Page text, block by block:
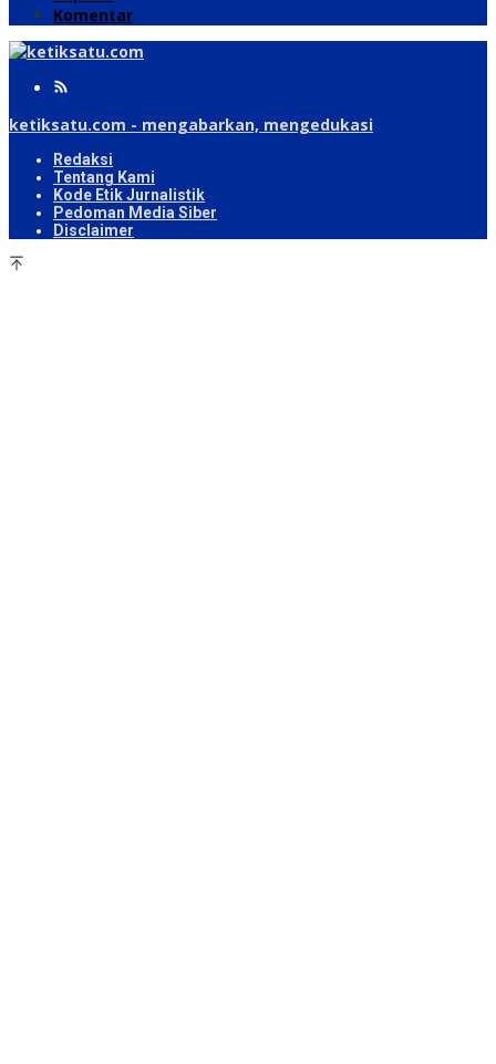
Komentar
ketiksatu.com - mengabarkan, mengedukasi
Redaksi
Tentang Kami
Kode Etik Jurnalistik
Pedoman Media Siber
Disclaimer